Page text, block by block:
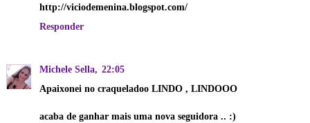
http://viciodemenina.blogspot.com/
Responder
Michele Sella, 22:05
Apaixonei no craqueladoo LINDO , LINDOOO
acaba de ganhar mais uma nova seguidora .. :)